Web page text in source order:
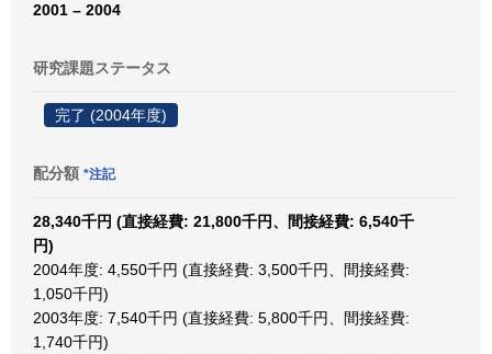
2001 – 2004
研究課題ステータス
完了 (2004年度)
配分額 *注記
28,340千円 (直接経費: 21,800千円、間接経費: 6,540千
円)
2004年度: 4,550千円 (直接経費: 3,500千円、間接経費:
1,050千円)
2003年度: 7,540千円 (直接経費: 5,800千円、間接経費:
1,740千円)